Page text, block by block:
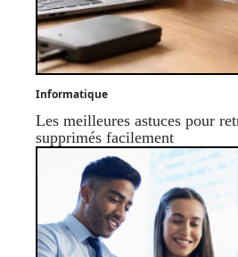
Informatique
Les meilleures astuces pour
supprimés facilement